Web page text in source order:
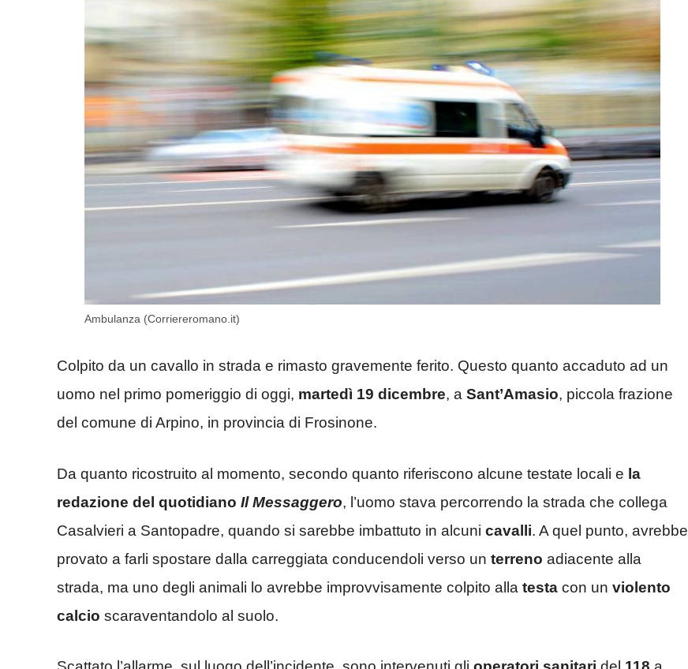
Ambulanza (Corriereromano.it)
Colpito da un cavallo in strada e rimasto gravemente ferito. Questo quanto accaduto ad un
uomo nel primo pomeriggio di oggi, martedì 19 dicembre, a Sant’Amasio, piccola frazione
del comune di Arpino, in provincia di Frosinone.
Da quanto ricostruito al momento, secondo quanto riferiscono alcune testate locali e la
redazione del quotidiano Il Messaggero, l’uomo stava percorrendo la strada che collega
Casalvieri a Santopadre, quando si sarebbe imbattuto in alcuni cavalli. A quel punto, avrebbe
provato a farli spostare dalla carreggiata conducendoli verso un terreno adiacente alla
strada, ma uno degli animali lo avrebbe improvvisamente colpito alla testa con un violento
calcio scaraventandolo al suolo.